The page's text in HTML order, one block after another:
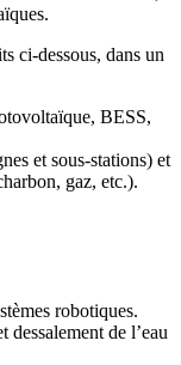
ci-dessous, dans un
BESS,
et sous-stations) et
gaz, etc.).
robotiques.
dessalement de l’eau